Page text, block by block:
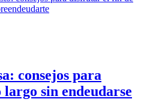
consejos para
sin endeudarse